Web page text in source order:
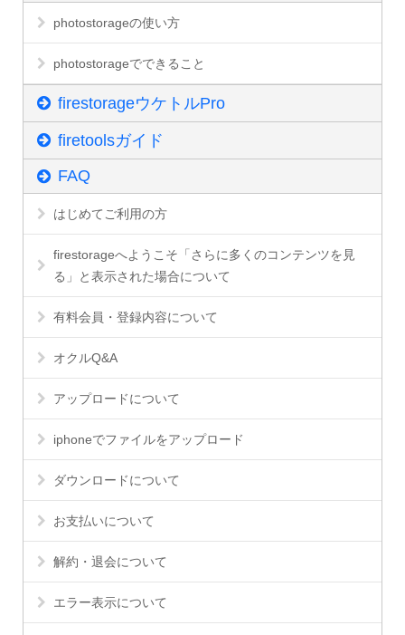
photostorageの使い方
photostorageでできること
firestorageウケトルPro
firetoolsガイド
FAQ
はじめてご利用の方
firestorageへようこそ「さらに多くのコンテンツを見
る」と表示された場合について
有料会員・登録内容について
オクルQ&A
アップロードについて
iphoneでファイルをアップロード
ダウンロードについて
お支払いについて
解約・退会について
エラー表示について